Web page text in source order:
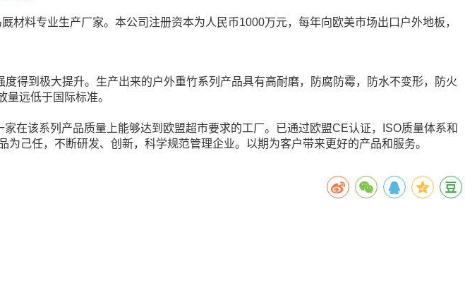
材料专业生产厂家。本公司注册资本为人民币1000万元，每年向欧美市场出口户外地板，
得到极大提升。生产出来的户外重竹系列产品具有高耐磨，防腐防霉，防水不变形，防火
远低于国际标准。
在该系列产品质量上能够达到欧盟超市要求的工厂。已通过欧盟CE认证，ISO质量体系和
己任，不断研发、创新，科学规范管理企业。以期为客户带来更好的产品和服务。